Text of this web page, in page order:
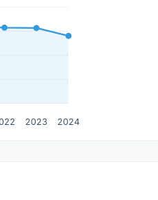
2023 2024